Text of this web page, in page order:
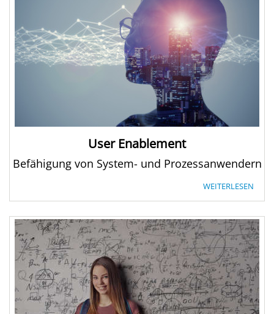
User Enablement
Befähigung von System- und Prozessanwendern
WEITERLESEN